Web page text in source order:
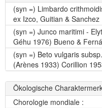
(syn =) Limbardo
ex Izco, Guitian & Sanchez
(syn =) Junco maritimi -
Géhu 1976) Bueno &
(syn =) Beto vulgaris
(Arènes 1933) Corillion
Ökologische
Chorologie mondiale :